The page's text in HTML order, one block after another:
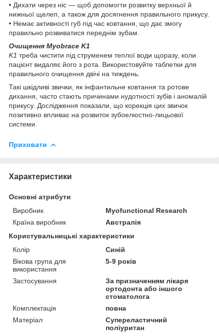
• Дихати через ніс — щоб допомогти розвитку верхньої й
нижньої щелеп, а також для досягнення правильного прикусу.
• Немає активності губ під час ковтання, що дає змогу
правильно розвиватися переднім зубам.
Очищення Myobrace K1
K1 треба чистити під струменем теплої води щоразу, коли
пацієнт видаляє його з рота. Використовуйте таблетки для
правильного очищення двічі на тиждень.
Такі шкідливі звички, як інфантильне ковтання та ротове
дихання, часто стають причинами нудотності зубів і аномалій
прикусу. Дослідження показали, що корекція цих звичок
позитивно впливає на розвиток зубоелюстно-лицьової
системи.
Приховати
Характеристики
Основні атрибути
Виробник
Myofunctional Research
Країна виробник
Австралія
Користувальницькі характеристики
Колір
Синій
Вікова група для
використання
5-9 років
Застосування
За призначенням лікаря
ортодонта або іншого
стоматолога
Комплектація
повна
Матеріал
Супереластичний
поліуритан